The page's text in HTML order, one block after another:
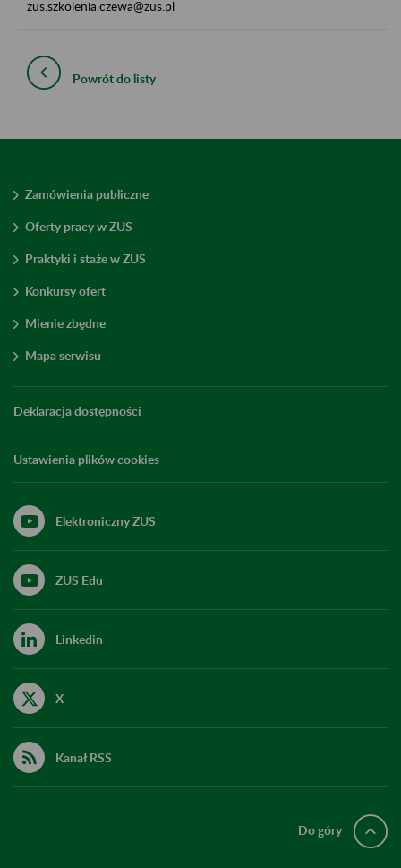
zus.szkolenia.czewa@zus.pl
Powrót do listy
Zamówienia publiczne
Oferty pracy w ZUS
Praktyki i staże w ZUS
Konkursy ofert
Mienie zbędne
Mapa serwisu
Deklaracja dostępności
Ustawienia plików cookies
Elektroniczny ZUS
ZUS Edu
Linkedin
X
Kanał RSS
Do góry